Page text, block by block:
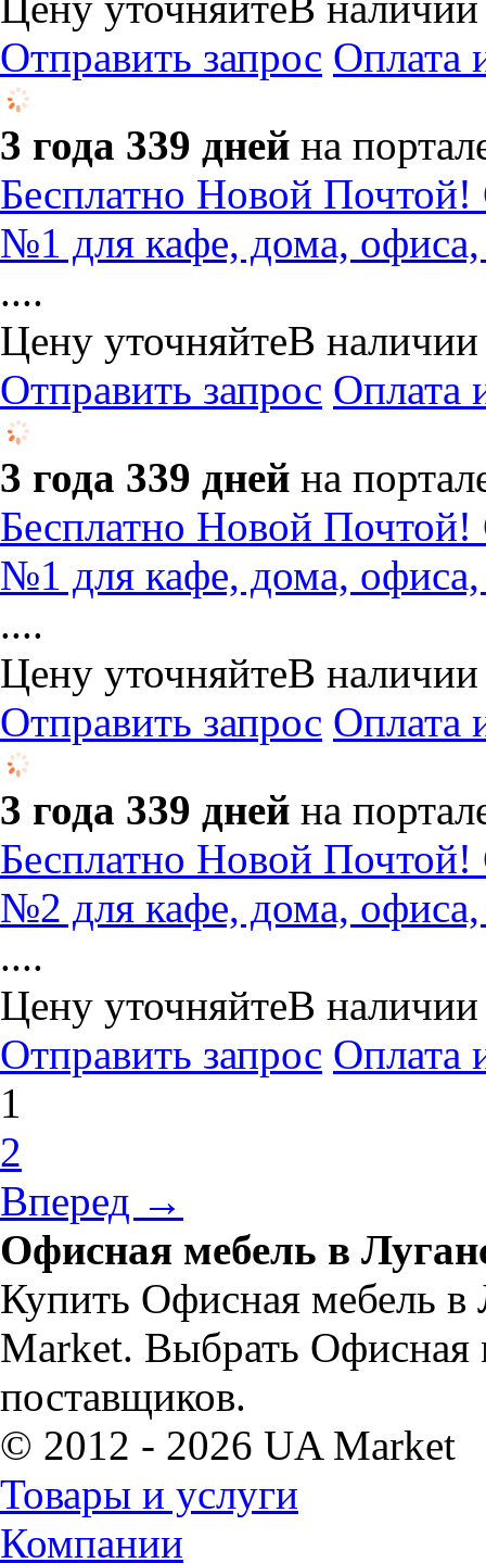
Отправить запрос Оплата
3 года 339 дней на
Бесплатно Новой
№1 для кафе, дома, офиса,
....
Цену уточняйтеВ наличии
Отправить запрос Оплата
3 года 339 дней на
Бесплатно Новой
№1 для кафе, дома, офиса,
....
Цену уточняйтеВ наличии
Отправить запрос Оплата
3 года 339 дней на
Бесплатно Новой
№2 для кафе, дома, офиса,
....
Цену уточняйтеВ наличии
Отправить запрос Оплата
1
2
Вперед →
Офисная мебель в
Купить Офисная мебель в
Market. Выбрать Офисная
поставщиков.
© 2012 - 2026 UA Market
Товары и услуги
Компании